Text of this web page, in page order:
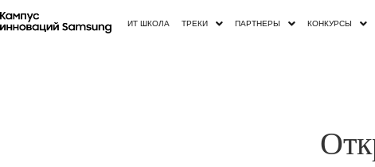
ИТ ШКОЛА ТРЕКИ ПАРТНЕРЫ КОНКУРСЫ